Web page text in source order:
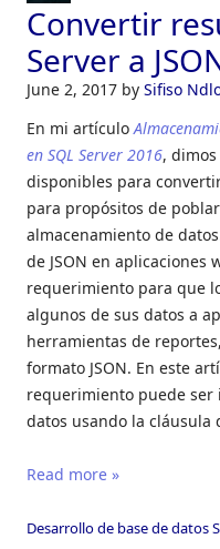
Convertir
Server a
June 2, 2017 by Sifiso
En mi artículo
en SQL Server 2016, dimos
disponibles para
para propósitos de
almacenamiento de
de JSON en aplicaciones
requerimiento para que
algunos de sus datos a
herramientas de
formato JSON. En este
requerimiento puede
datos usando la cláusula
Read more »
Desarrollo de base de datos